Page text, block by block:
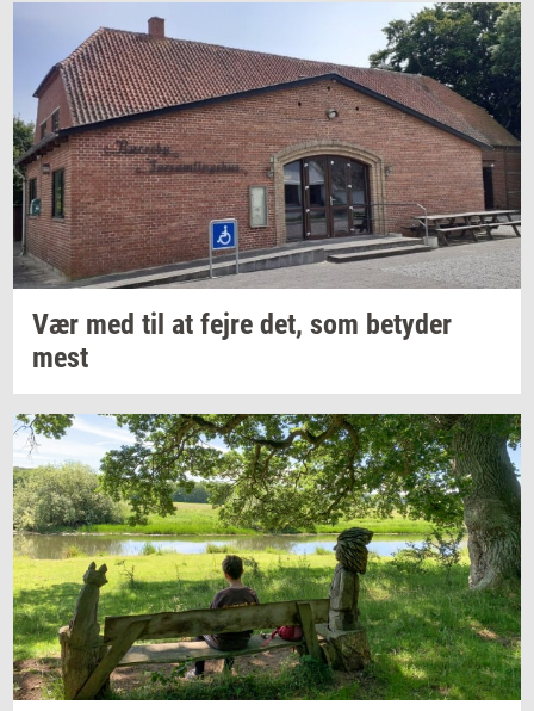
Vær med til at fejre det, som be­ty­der
mest